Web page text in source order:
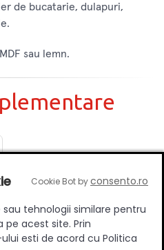
de bucatarie, dulapuri,
sau lemn.
Cookie Bot byconsento.ro
tehnologii similare pentru
acest site. Prin
de acord cu Politica